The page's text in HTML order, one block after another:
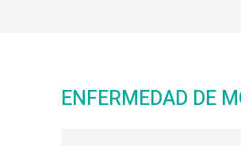
ENFERMEDAD DE